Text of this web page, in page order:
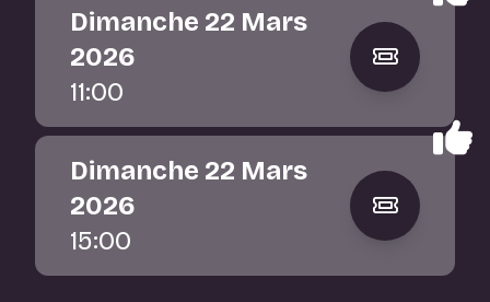
Dimanche 22 Mars
2026
11:00
Dimanche 22 Mars
2026
15:00